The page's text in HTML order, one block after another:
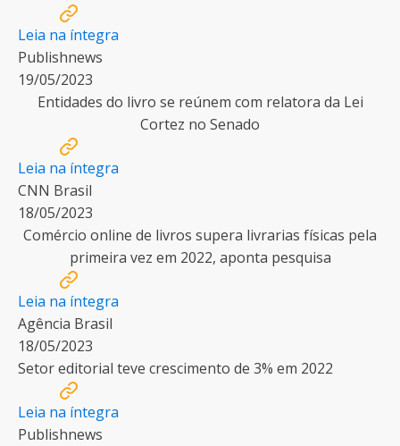
Leia na íntegra
Publishnews
19/05/2023
Entidades do livro se reúnem com relatora da Lei
Cortez no Senado
Leia na íntegra
CNN Brasil
18/05/2023
Comércio online de livros supera livrarias físicas pela
primeira vez em 2022, aponta pesquisa
Leia na íntegra
Agência Brasil
18/05/2023
Setor editorial teve crescimento de 3% em 2022
Leia na íntegra
Publishnews